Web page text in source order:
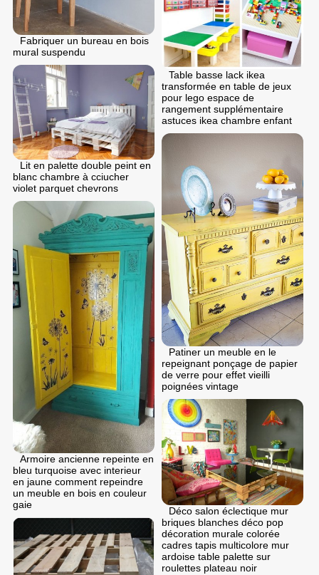
Fabriquer un bureau en bois
mural suspendu
Table basse lack ikea
transformée en table de jeux
pour lego espace de
rangement supplémentaire
astuces ikea chambre enfant
Lit en palette double peint en
blanc chambre à cciucher
violet parquet chevrons
Patiner un meuble en le
repeignant ponçage de papier
de verre pour effet vieilli
poignées vintage
Armoire ancienne repeinte en
bleu turquoise avec interieur
en jaune comment repeindre
un meuble en bois en couleur
gaie
Déco salon éclectique mur
briques blanches déco pop
décoration murale colorée
cadres tapis multicolore mur
ardoise table palette sur
roulettes plateau noir